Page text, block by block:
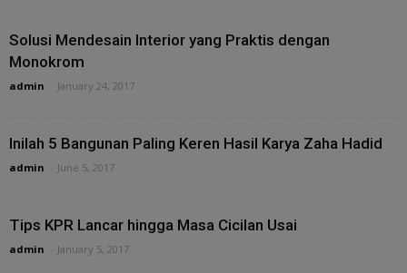
Solusi Mendesain Interior yang Praktis dengan
Monokrom
admin January 24, 2017
Inilah 5 Bangunan Paling Keren Hasil Karya Zaha Hadid
admin June 5, 2017
Tips KPR Lancar hingga Masa Cicilan Usai
admin January 5, 2017